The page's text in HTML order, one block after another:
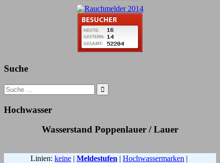
Suche
Search
for:
Hochwasser
Wasserstand Poppenlauer / Lauer
Linien: keine | Meldestufen | Hochwassermarken |